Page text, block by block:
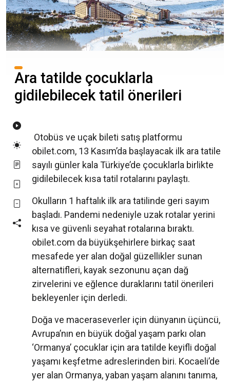
Ara tatilde çocuklarla
gidilebilecek tatil önerileri
Otobüs ve uçak bileti satış platformu
obilet.com, 13 Kasım’da başlayacak ilk ara tatile
sayılı günler kala Türkiye’de çocuklarla birlikte
gidilebilecek kısa tatil rotalarını paylaştı.
Okulların 1 haftalık ilk ara tatilinde geri sayım
başladı. Pandemi nedeniyle uzak rotalar yerini
kısa ve güvenli seyahat rotalarına bıraktı.
obilet.com da büyükşehirlere birkaç saat
mesafede yer alan doğal güzellikler sunan
alternatifleri, kayak sezonunu açan dağ
zirvelerini ve eğlence duraklarını tatil önerileri
bekleyenler için derledi.
Doğa ve maceraseverler için dünyanın üçüncü,
Avrupa’nın en büyük doğal yaşam parkı olan
‘Ormanya’ çocuklar için ara tatilde keyifli doğal
yaşamı keşfetme adreslerinden biri. Kocaeli’de
yer alan Ormanya, yaban yaşam alanını tanıma,